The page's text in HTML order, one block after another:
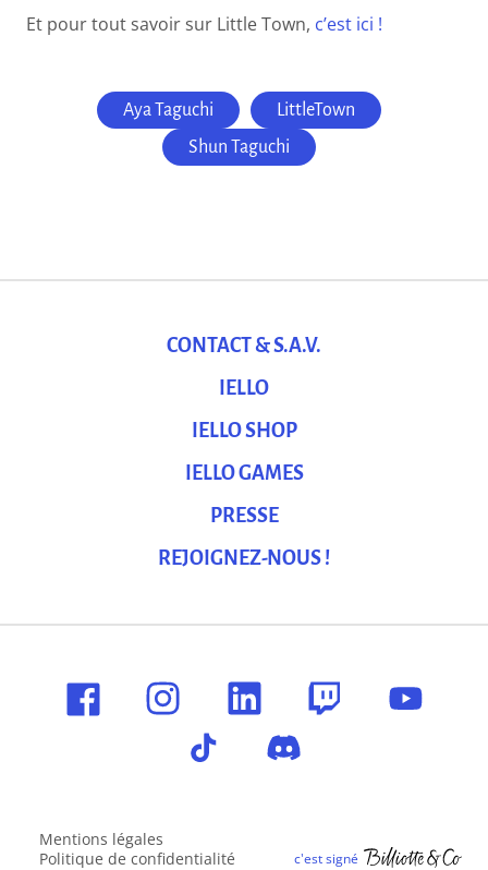
Et pour tout savoir sur Little Town, c’est ici !
Aya Taguchi
LittleTown
Shun Taguchi
CONTACT & S.A.V.
IELLO
IELLO SHOP
IELLO GAMES
PRESSE
REJOIGNEZ-NOUS !
Mentions légales
Politique de confidentialité